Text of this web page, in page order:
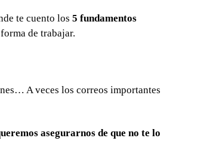
te cuento los 5 fundamentos
de trabajar.
A veces los correos importantes
asegurarnos de que no te lo